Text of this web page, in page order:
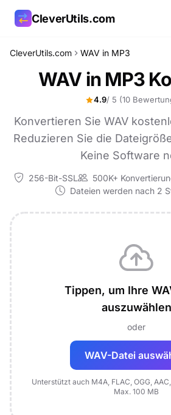
CleverUtils.com
CleverUtils.com WAV in MP3
WAV in MP3
4.9/ 5 (10
Konvertieren Sie WAV
Reduzieren Sie die
Keine Software
256-Bit-SSL 500K+
Dateien werden nach 2
Tippen, um Ihre
auszuwählen
oder
WAV-Datei
Unterstützt auch M4A, FLAC, OGG,
Max. 100 MB
Link kopieren